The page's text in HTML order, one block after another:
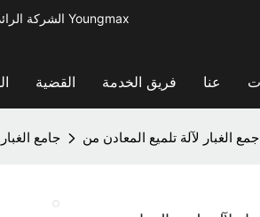
الشركة الرائدة في مجال تصنيع آلات معالجة المعادن لإنتاج أدوات المطبخ الصغيرة - آلة Youngmax
القضية فريق الخدمة عنا
جامع